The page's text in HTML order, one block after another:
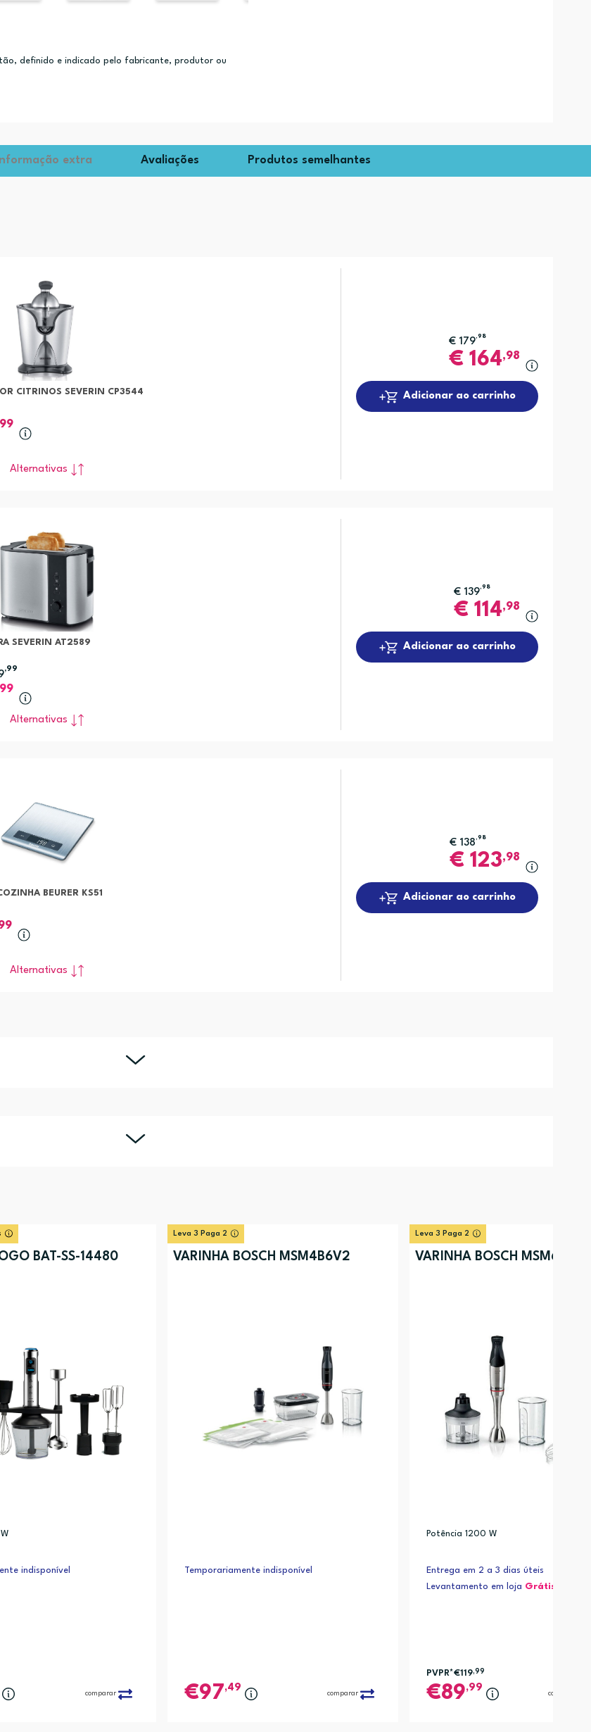
definido e indicado pelo fabricante, produtor ou
Informação extra Avaliações Produtos semelhantes
CITRINOS SEVERIN CP3544
Alternativas
€ 179,98
€164,98
Adicionar ao carrinho
SEVERIN AT2589
,99
Alternativas
€ 139,98
€114,98
Adicionar ao carrinho
BEURER KS51
Alternativas
€ 138,98
€123,98
Adicionar ao carrinho
BAT-SS-14480
indisponível
comparar
Leva 3 Paga 2
VARINHA BOSCH MSM4B6V2
Temporariamente indisponível
97,49
comparar
Leva 3 Paga 2
VARINHA BOSCH MSM6M831
Potência 1200 W
Entrega em 2 a 3 dias úteis
Levantamento em loja Grátis*
PVPR*€119,99
89,99
comparar